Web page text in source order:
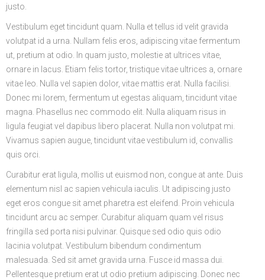
justo.
Vestibulum eget tincidunt quam. Nulla et tellus id velit gravida
volutpat id a urna. Nullam felis eros, adipiscing vitae fermentum
ut, pretium at odio. In quam justo, molestie at ultrices vitae,
ornare in lacus. Etiam felis tortor, tristique vitae ultrices a, ornare
vitae leo. Nulla vel sapien dolor, vitae mattis erat. Nulla facilisi.
Donec mi lorem, fermentum ut egestas aliquam, tincidunt vitae
magna. Phasellus nec commodo elit. Nulla aliquam risus in
ligula feugiat vel dapibus libero placerat. Nulla non volutpat mi.
Vivamus sapien augue, tincidunt vitae vestibulum id, convallis
quis orci.
Curabitur erat ligula, mollis ut euismod non, congue at ante. Duis
elementum nisl ac sapien vehicula iaculis. Ut adipiscing justo
eget eros congue sit amet pharetra est eleifend. Proin vehicula
tincidunt arcu ac semper. Curabitur aliquam quam vel risus
fringilla sed porta nisi pulvinar. Quisque sed odio quis odio
lacinia volutpat. Vestibulum bibendum condimentum
malesuada. Sed sit amet gravida urna. Fusce id massa dui.
Pellentesque pretium erat ut odio pretium adipiscing. Donec nec